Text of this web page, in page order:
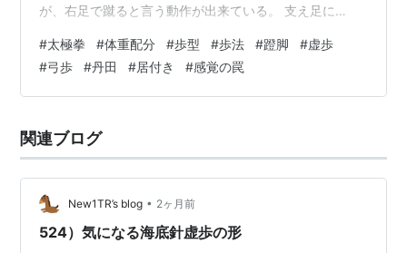
が、右足で蹴ると言う動作が出来ている。 支え足に
面からの反力）が有れば、蹴り足で蹴れるという事だ。
蹴り足に体重を乗せながら蹴っては駄目だ。蹴り足に体
重が乗ると、蹴った後に足が落ちてしまい、次の動作
虚歩は、後足に8、前足に2の体重配分を と、言う人が居
るが、正しいのだろうか？ 攬雀尾の捋で、…
#太極拳 #体重配分 #歩型 #歩法 #蹬脚 #虚歩
#弓歩 #丹田 #居付き #感覚の罠
関連ブログ
New1TR’s blog • 2ヶ月前
524）気になる海底針虚歩の形